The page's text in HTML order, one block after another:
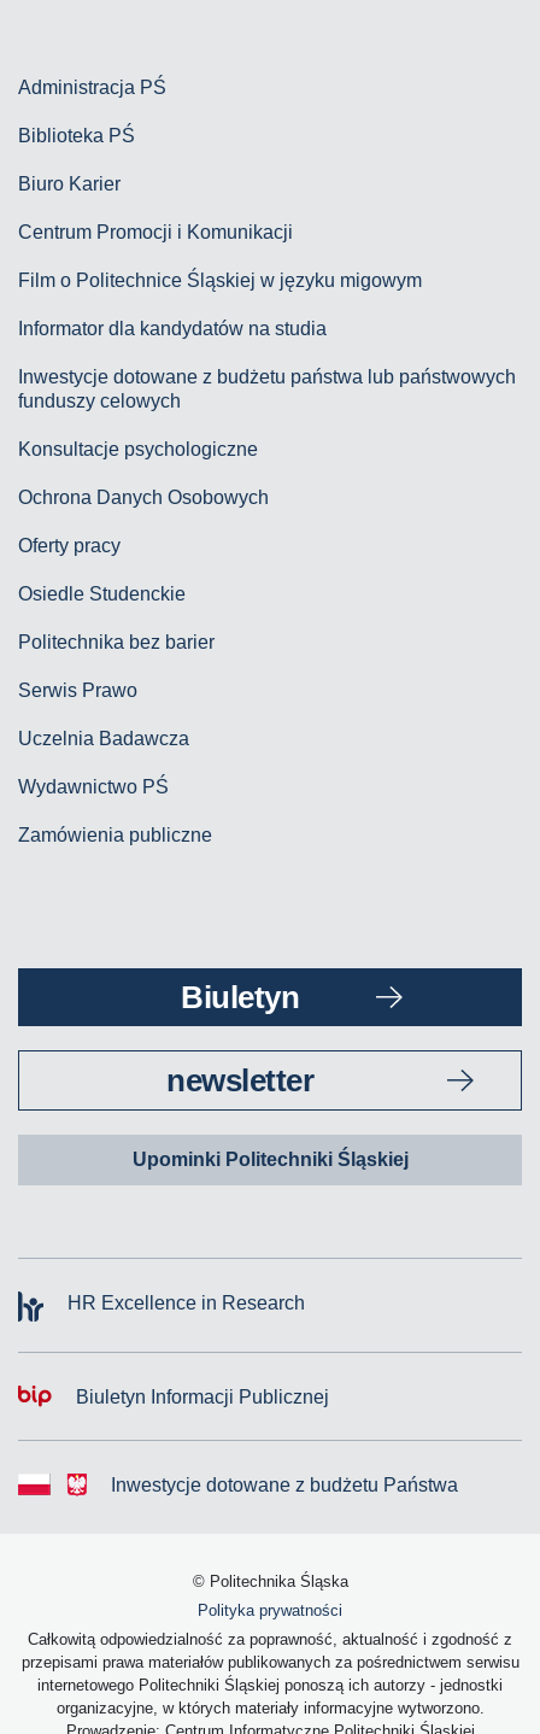
Administracja PŚ
Biblioteka PŚ
Biuro Karier
Centrum Promocji i Komunikacji
Film o Politechnice Śląskiej w języku migowym
Informator dla kandydatów na studia
Inwestycje dotowane z budżetu państwa lub państwowych
funduszy celowych
Konsultacje psychologiczne
Ochrona Danych Osobowych
Oferty pracy
Osiedle Studenckie
Politechnika bez barier
Serwis Prawo
Uczelnia Badawcza
Wydawnictwo PŚ
Zamówienia publiczne
Biuletyn
newsletter
Upominki Politechniki Śląskiej
HR Excellence in Research
Biuletyn Informacji Publicznej
Inwestycje dotowane z budżetu Państwa
© Politechnika Śląska
Polityka prywatności
Całkowitą odpowiedzialność za poprawność, aktualność i zgodność z
przepisami prawa materiałów publikowanych za pośrednictwem serwisu
internetowego Politechniki Śląskiej ponoszą ich autorzy - jednostki
organizacyjne, w których materiały informacyjne wytworzono.